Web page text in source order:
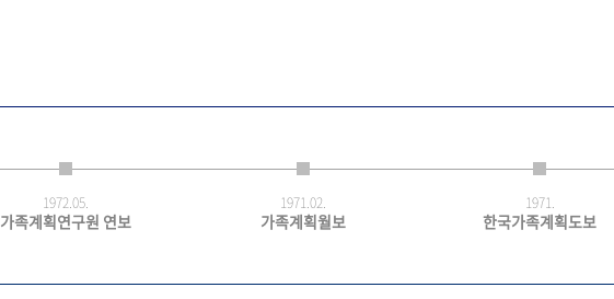
1972.05.
가족계획연구원 연보
1971.02.
가족계획월보
1971.
한국가족계획도보